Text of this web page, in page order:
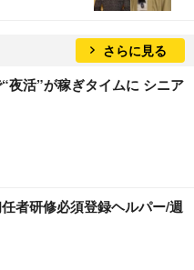
さらに見る
夜活”が稼ぎタイムに シニア
者研修必須登録ヘルパー/週